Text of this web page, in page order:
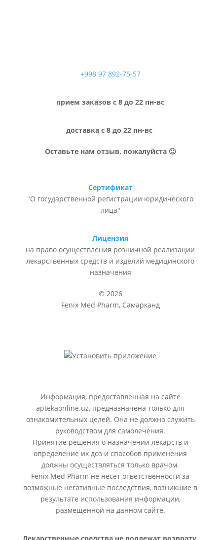
+998 97 892-75-57
прием заказов с 8 до 22 пн-вс
доставка с 8 до 22 пн-вс
Оставьте нам отзыв, пожалуйста 🙂
Сертификат
"О государственной регистрации юридического
лица"
Лицензия
на право осуществления розничной реализации
лекарственных средств и изделий медицинского
назначения
© 2026
Fenix Med Pharm, Самарканд
Информация, предоставленная на сайте
aptekaonline.uz, предназначена только для
ознакомительных целей. Она не должна служить
руководством для самолечения.
Принятие решения о назначении лекарств и
определение их доз и способов применения
должны осуществляться только врачом.
Fenix Med Pharm не несет ответственности за
возможные негативные последствия, возникшие в
результате использования информации,
размещенной на данном сайте.